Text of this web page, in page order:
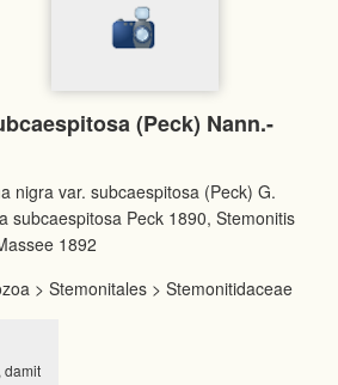
(Peck) Nann.-
nigra var. subcaespitosa (Peck) G.
subcaespitosa Peck 1890, Stemonitis
1892
> Stemonitales > Stemonitidaceae
damit